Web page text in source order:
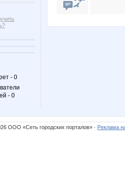
- 0
- 0
ООО «Сеть городских порталов» · Реклама